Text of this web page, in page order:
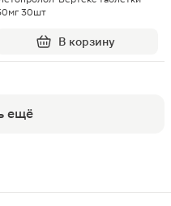
30шт
В корзину
ещё